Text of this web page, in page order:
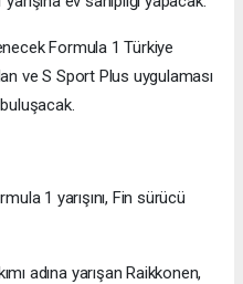
Formula 1 Türkiye
ve S Sport Plus uygulaması
1 yarışını, Fin sürücü
adına yarışan Raikkonen,